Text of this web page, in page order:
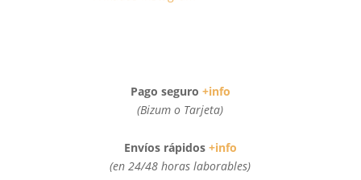
Pago seguro +info
(Bizum o Tarjeta)
Envíos rápidos +info
(en 24/48 horas laborables)